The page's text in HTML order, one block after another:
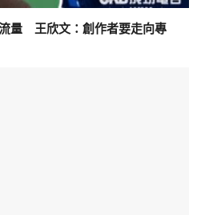
流量 王欣文：創作者要走向專